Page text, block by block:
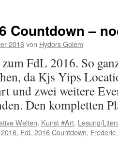
Countdown
–
1
Tag
Countdown –
2016von Hydors Golem
FdL 2016. So
da Kjs Yips
und zwei weitere
Den kompletten
Welten, Kunst #Art, Lesung/
, FdL 2016 Countdown,